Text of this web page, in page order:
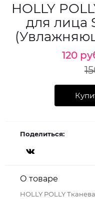
HOLLY
для лица
120
Поделиться:
О товаре
HOLLY POLLY